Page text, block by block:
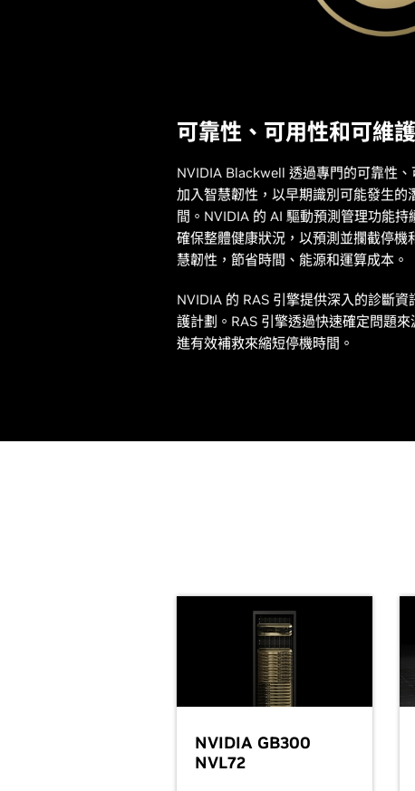
可靠性、可用性和可維
NVIDIA Blackwell 透過專門的可靠性
加入智慧韌性，以早期識別可能發生的
間。NVIDIA 的 AI 驅動預測管理功能持
確保整體健康狀況，以預測並攔截停機
慧韌性，節省時間、能源和運算成本。
NVIDIA 的 RAS 引擎提供深入的診斷
護計劃。RAS 引擎透過快速確定問題
進有效補救來縮短停機時間。
NVIDIA GB300
NVL72